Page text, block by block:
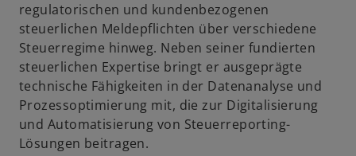
g
regulatorischen und kundenbezogenen
steuerlichen Meldepflichten über verschiedene
Steuerregime hinweg. Neben seiner fundierten
steuerlichen Expertise bringt er ausgeprägte
technische Fähigkeiten in der Datenanalyse und
Prozessoptimierung mit, die zur Digitalisierung
und Automatisierung von Steuerreporting-
Lösungen beitragen.